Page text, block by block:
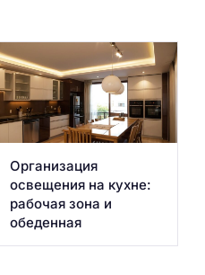
Организация
освещения на кухне:
рабочая зона и
обеденная